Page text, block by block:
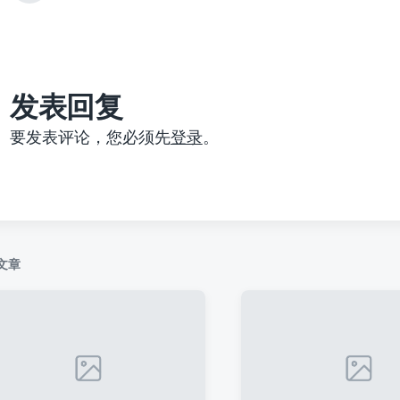
篇
发表回复
要发表评论，您必须先登录。
章